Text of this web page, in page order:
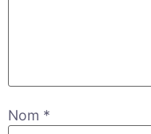
Nom *